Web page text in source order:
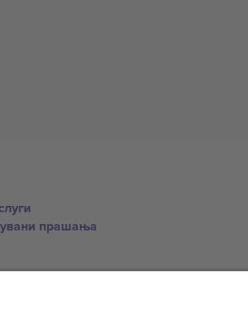
прашања